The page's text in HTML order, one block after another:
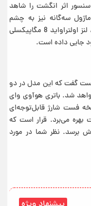
7پی نیز یک سنسور اثر انگشت را شاهد
سه‌گانه نیز به چشم
می‌خورد که لنزهای اصلی 48 مگاپیکسلی، لنز اولتراواید 8 مگاپیکسلی
گفت که این مدل در دو
شد. باتری هوآوی وای
اما نسخه فست شارژ قابل‌توجه‌ای
از همان نسخه استاندارد 10 وات بهره می‌برد. قرار است که
160 دلار به فروش برسد. نظر شما در مورد